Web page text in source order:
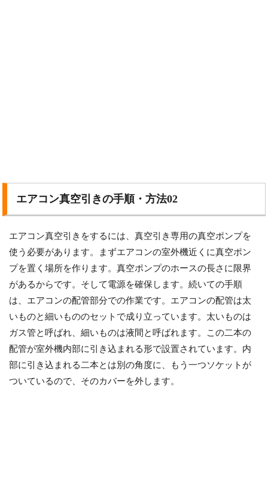
エアコン真空引きの手順・方法02
エアコン真空引きをするには、真空引き専用の真空ポンプを
使う必要があります。まずエアコンの室外機近くに真空ポン
プを置く場所を作ります。真空ポンプのホースの長さに限界
があるからです。そして電源を確保します。続いての手順
は、エアコンの配管部分での作業です。エアコンの配管は太
いものと細いもののセットで成り立っています。太いものは
ガス管と呼ばれ、細いものは液間と呼ばれます。この二本の
配管が室外機内部に引き込まれる形で設置されています。内
部に引き込まれる二本とは別の角度に、もう一つソケットが
ついているので、そのカバーを外します。